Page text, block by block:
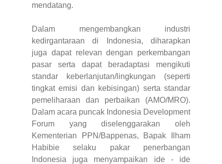
mendatang.
Dalam mengembangkan industri
kedirgantaraan di Indonesia, diharapkan
juga dapat relevan dengan perkembangan
pasar serta dapat beradaptasi mengikuti
standar keberlanjutan/lingkungan (seperti
tingkat emisi dan kebisingan) serta standar
pemeliharaan dan perbaikan (AMO/MRO).
Dalam acara puncak Indonesia Development
Forum yang diselenggarakan oleh
Kementerian PPN/Bappenas, Bapak Ilham
Habibie selaku pakar penerbangan
Indonesia juga menyampaikan ide - ide